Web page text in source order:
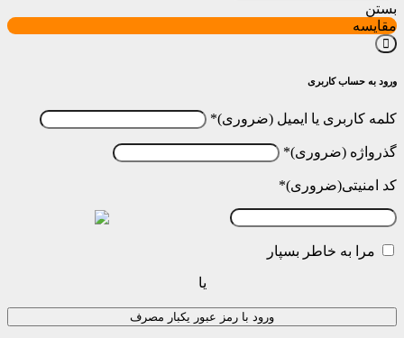
بستن
مقایسه
ورود به حساب کاربری
کلمه کاربری یا ایمیل *
گذرواژه *
کد امنیتی *
مرا به خاطر بسپار
یا
ورود با رمز عبور یکبار مصرف